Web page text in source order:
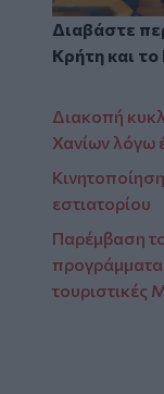
Διαβάστε
Κρήτη και το
Διακοπή
Χανίων λόγω
εστιατορίου
Παρέμβαση
τουριστικές